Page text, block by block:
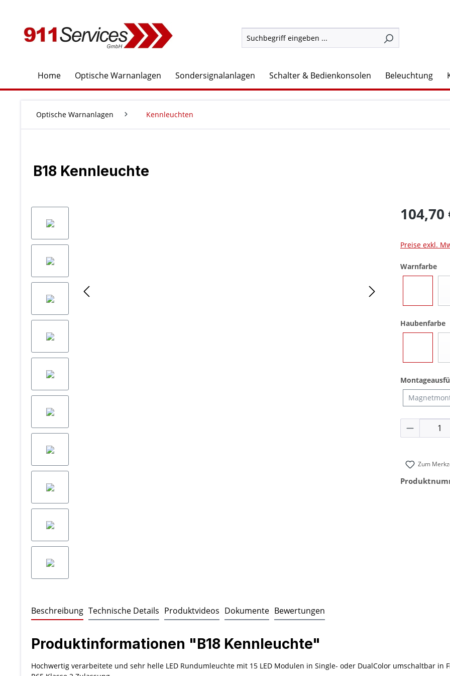
Home Optische Warnanlagen Sondersignalanlagen Schalter & Bedienkonsolen Beleuchtung
Optische Warnanlagen Kennleuchten
B18 Kennleuchte
104,70
Preise exkl.
Warnfarbe
Haubenfarbe
Zum
Beschreibung Technische Details Produktvideos Dokumente Bewertungen
Produktinformationen "B18 Kennleuchte"
Hochwertig verarbeitete und sehr helle LED Rundumleuchte mit 15 LED Modulen in Single- oder DualColor umschaltbar in